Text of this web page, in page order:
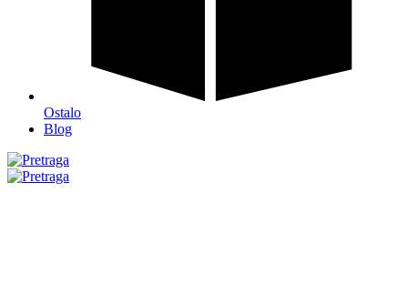
Ostalo
Blog